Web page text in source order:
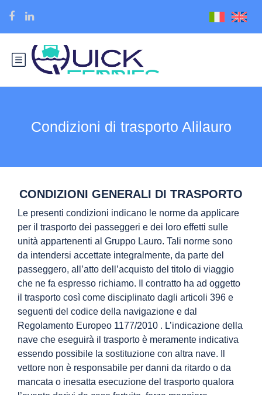
Condizioni di trasporto Alilauro
CONDIZIONI GENERALI DI TRASPORTO
Le presenti condizioni indicano le norme da applicare
per il trasporto dei passeggeri e dei loro effetti sulle
unità appartenenti al Gruppo Lauro. Tali norme sono
da intendersi accettate integralmente, da parte del
passeggero, all’atto dell’acquisto del titolo di viaggio
che ne fa espresso richiamo. Il contratto ha ad oggetto
il trasporto così come disciplinato dagli articoli 396 e
seguenti del codice della navigazione e dal
Regolamento Europeo 1177/2010 . L’indicazione della
nave che eseguirà il trasporto è meramente indicativa
essendo possibile la sostituzione con altra nave. Il
vettore non è responsabile per danni da ritardo o da
mancata o inesatta esecuzione del trasporto qualora